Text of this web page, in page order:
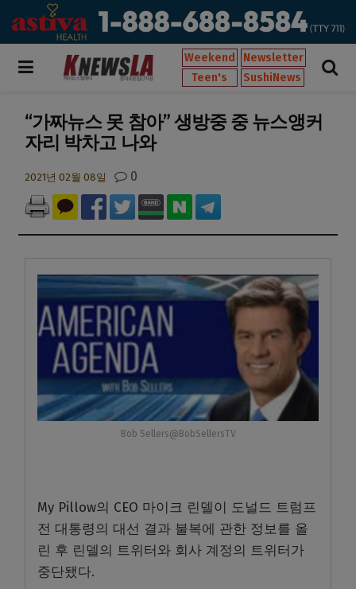
Weekend
Newsletter
Teen's
SushiNews
“가짜뉴스 못 참아” 생방중 중 뉴스앵커
자리 박차고 나와
2021년 02월 08일 0
Bob Sellers@BobSellersTV
My Pillow의 CEO 마이크 린델이 도널드 트럼프
전 대통령의 대선 결과 불복에 관한 정보를 올
린 후 린델의 트위터와 회사 계정의 트위터가
중단됐다.